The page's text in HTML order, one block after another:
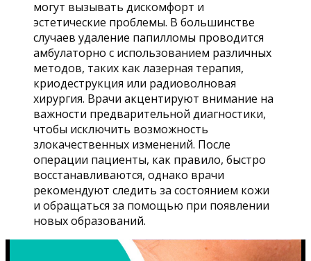
могут вызывать дискомфорт и
эстетические проблемы. В большинстве
случаев удаление папилломы проводится
амбулаторно с использованием различных
методов, таких как лазерная терапия,
криодеструкция или радиоволновая
хирургия. Врачи акцентируют внимание на
важности предварительной диагностики,
чтобы исключить возможность
злокачественных изменений. После
операции пациенты, как правило, быстро
восстанавливаются, однако врачи
рекомендуют следить за состоянием кожи
и обращаться за помощью при появлении
новых образований.